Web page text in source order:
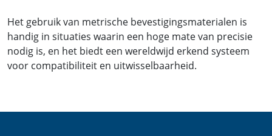
Het gebruik van metrische bevestigingsmaterialen is
handig in situaties waarin een hoge mate van precisie
nodig is, en het biedt een wereldwijd erkend systeem
voor compatibiliteit en uitwisselbaarheid.